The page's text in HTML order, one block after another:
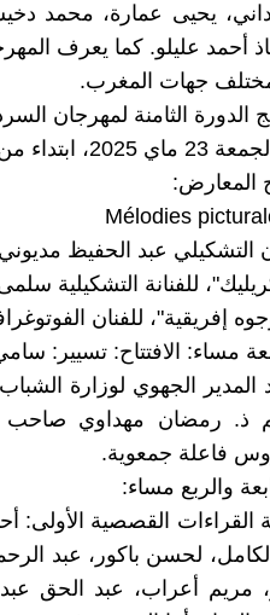
يحيى عمارة، محمد
أحمد عليلو. كما يعرف
جهات المغرب.
الدورة الثامنة لمهرجان
ابتداء من السادسة مساء:
المعارض:
التشكيلي عبد الحفيظ مديوني
مساء: الافتتاح: تسيير:
المدير الجهوي لوزارة
ذ. رمضان مهداوي صاحب
فاعلة جمعوية.
والربع مساء:
القراءات القصصية الأولى:
لحسن باكور، عبد
مريم أعراب، عبد الحق عبد